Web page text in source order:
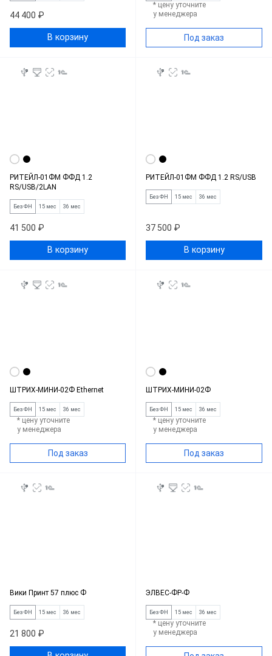
44 400 ₽
В корзину
* цену уточните
у менеджера
Под заказ
РИТЕЙЛ-01ФМ ФФД 1.2
RS/USB/2LAN
Без ФН 15 мес 36 мес
41 500 ₽
В корзину
РИТЕЙЛ-01ФМ ФФД 1.2 RS/USB
Без ФН 15 мес 36 мес
37 500 ₽
В корзину
ШТРИХ-МИНИ-02Ф Ethernet
Без ФН 15 мес 36 мес
* цену уточните
у менеджера
Под заказ
ШТРИХ-МИНИ-02Ф
Без ФН 15 мес 36 мес
* цену уточните
у менеджера
Под заказ
Вики Принт 57 плюс Ф
Без ФН 15 мес 36 мес
21 800 ₽
ЭЛВЕС-ФР-Ф
Без ФН 15 мес 36 мес
* цену уточните
у менеджера